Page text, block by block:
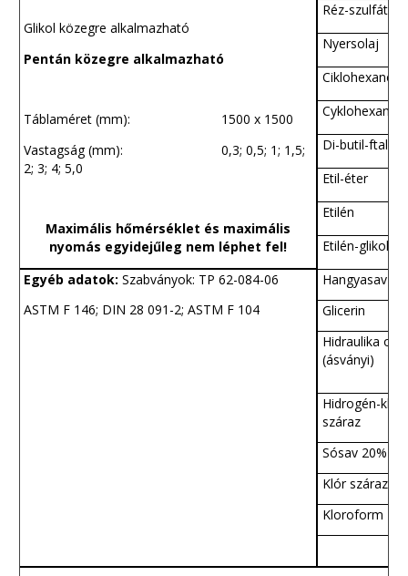
Glikol közegre alkalmazható
Pentán közegre alkalmazható
Táblaméret (mm): 1500 x 1500
Vastagság (mm): 0,3; 0,5; 1; 1,5;
2; 3; 4; 5,0
Maximális hőmérséklet és maximális
nyomás egyidejűleg nem léphet fel!
Réz-szulfát
Nyersolaj
Ciklohexanol
Cyklohexanon
Di-butil-ftalát
Etil-éter
Etilén
Etilén-glikol
Egyéb adatok: Szabványok: TP 62-084-06
ASTM F 146; DIN 28 091-2; ASTM F 104
Hangyasav
Glicerin
Hidraulika olaj
(ásványi)
Hidrogén-
száraz
Sósav 20%
Klór száraz
Kloroform